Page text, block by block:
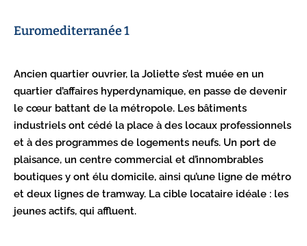
Euromediterranée 1
Ancien quartier ouvrier, la Joliette s’est muée en un
quartier d’affaires hyperdynamique, en passe de devenir
le cœur battant de la métropole. Les bâtiments
industriels ont cédé la place à des locaux professionnels
et à des programmes de logements neufs. Un port de
plaisance, un centre commercial et d’innombrables
boutiques y ont élu domicile, ainsi qu’une ligne de métro
et deux lignes de tramway. La cible locataire idéale : les
jeunes actifs, qui affluent.